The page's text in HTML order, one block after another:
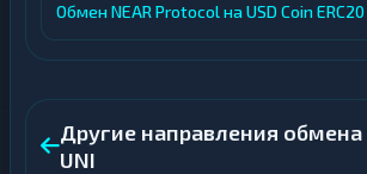
Обмен NEAR Protocol на USD Coin ERC20
Другие направления обмена
UNI